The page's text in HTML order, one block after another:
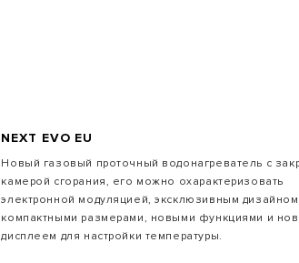
ВСЕ МОДЕЛИ КОТЛЫ
NEXT EVO EU
Новый газовый проточный водонагреватель с
камерой сгорания, его можно охарактеризовать
электронной модуляцией, эксклюзивным
компактными размерами, новыми функциями и
дисплеем для настройки температуры.